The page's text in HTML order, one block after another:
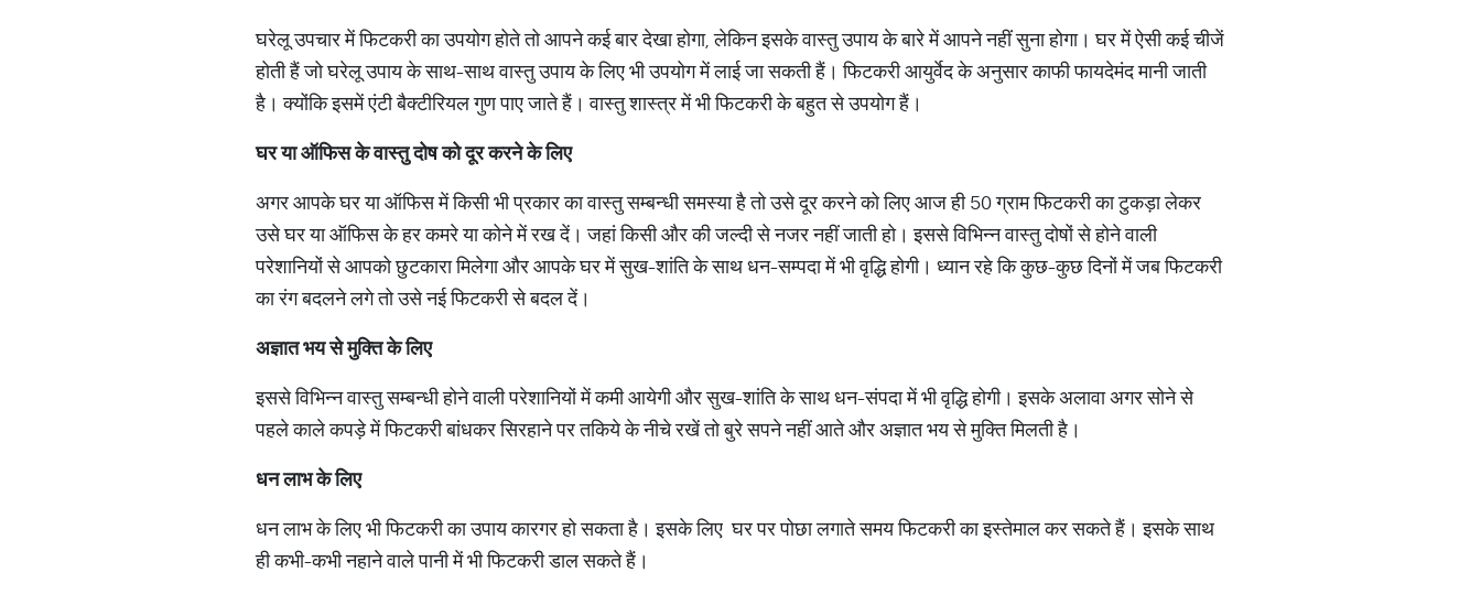
घरेलू उपचार में फिटकरी का उपयोग होते तो आपने कई बार देखा होगा, लेकिन इसके वास्तु उपाय के बारे में आपने नहीं सुना होगा। घर में ऐसी कई चीजें
होती हैं जो घरेलू उपाय के साथ-साथ वास्तु उपाय के लिए भी उपयोग में लाई जा सकती हैं। फिटकरी आयुर्वेद के अनुसार काफी फायदेमंद मानी जाती
है। क्योंकि इसमें एंटी बैक्टीरियल गुण पाए जाते हैं। वास्तु शास्त्र में भी फिटकरी के बहुत से उपयोग हैं।
घरयाऑफिसकेवास्तुदोषकोदूरकरनेकेलिए
अगर आपके घर या ऑफिस में किसी भी प्रकार का वास्तु सम्बन्धी समस्या है तो उसे दूर करने को लिए आज ही 50 ग्राम फिटकरी का टुकड़ा लेकर
उसे घर या ऑफिस के हर कमरे या कोने में रख दें। जहां किसी और की जल्दी से नजर नहीं जाती हो। इससे विभिन्न वास्तु दोषों से होने वाली
परेशानियों से आपको छुटकारा मिलेगा और आपके घर में सुख-शांति के साथ धन-सम्पदा में भी वृद्धि होगी। ध्यान रहे कि कुछ-कुछ दिनों में जब फिटकरी
का रंग बदलने लगे तो उसे नई फिटकरी से बदल दें।
अज्ञातभयसेमुक्तिकेलिए
इससे विभिन्न वास्तु सम्बन्धी होने वाली परेशानियों में कमी आयेगी और सुख-शांति के साथ धन-संपदा में भी वृद्धि होगी। इसके अलावा अगर सोने से
पहले काले कपड़े में फिटकरी बांधकर सिरहाने पर तकिये के नीचे रखें तो बुरे सपने नहीं आते और अज्ञात भय से मुक्ति मिलती है।
धनलाभकेलिए
धन लाभ के लिए भी फिटकरी का उपाय कारगर हो सकता है। इसके लिए घर पर पोछा लगाते समय फिटकरी का इस्तेमाल कर सकते हैं। इसके साथ
ही कभी-कभी नहाने वाले पानी में भी फिटकरी डाल सकते हैं।